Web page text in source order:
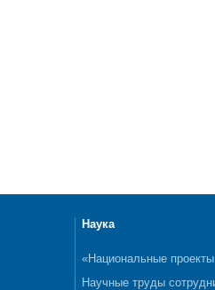
Наука
«Национальные
Научные труды